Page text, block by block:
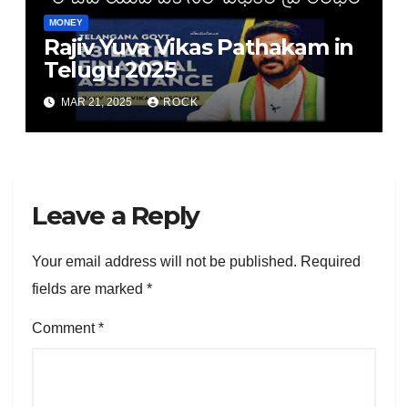
MONEY
Rajiv Yuva Vikas Pathakam in
Telugu 2025
MAR 21, 2025 ROCK
Leave a Reply
Your email address will not be published. Required
fields are marked *
Comment*